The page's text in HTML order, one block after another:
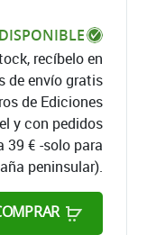
DISPONIBLE
recíbelo en
de envío gratis
de Ediciones
y con pedidos
39 € -solo para
peninsular).